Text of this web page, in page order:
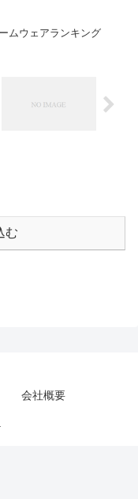
ムウェアランキング
む
会社概要